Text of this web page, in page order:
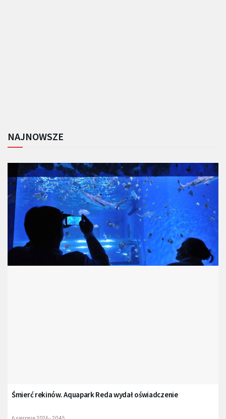
NAJNOWSZE
Śmierć rekinów. Aquapark Reda wydał oświadczenie